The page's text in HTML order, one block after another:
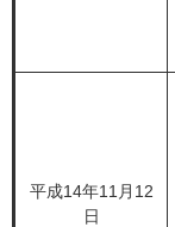
平成14年11月12
日